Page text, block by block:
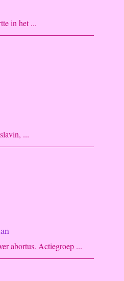
in het ...
...
abortus. Actiegroep ...